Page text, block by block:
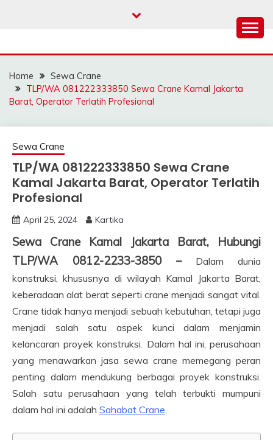
SAHABAT CRANE |
JASA SEWA CRANE |
FORKLIFT | SKYLIFT
Home
Sewa Crane
TLP/WA 081222333850 Sewa Crane Kamal Jakarta
Barat, Operator Terlatih Profesional
Sewa Crane
TLP/WA 081222333850 Sewa Crane
Kamal Jakarta Barat, Operator Terlatih
Profesional
April 25, 2024 Kartika
Sewa Crane Kamal Jakarta Barat, Hubungi
TLP/WA 0812-2233-3850 –
Dalam dunia
konstruksi, khususnya di wilayah Kamal Jakarta Barat,
keberadaan alat berat seperti crane menjadi sangat vital.
Crane tidak hanya menjadi sebuah kebutuhan, tetapi juga
menjadi salah satu aspek kunci dalam menjamin
kelancaran proyek konstruksi. Dalam hal ini, perusahaan
yang menawarkan jasa sewa crane memegang peran
penting dalam mendukung berbagai proyek konstruksi.
Salah satu perusahaan yang telah terbukti mumpuni
dalam hal ini adalah Sahabat Crane.